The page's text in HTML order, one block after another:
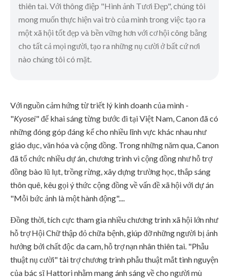
thiên tai. Với thông điệp "Hình ảnh Tươi Đẹp", chúng tôi
mong muốn thực hiện vai trò của mình trong việc tạo ra
một xã hội tốt đẹp và bền vững hơn với cơ hội công bằng
cho tất cả mọi người, tạo ra những nụ cười ở bất cứ nơi
nào chúng tôi có mặt.
Với nguồn cảm hứng từ triết lý kinh doanh của mình -
"Kyosei" để khai sáng từng bước đi tại Việt Nam, Canon đã có
những đóng góp đáng kể cho nhiều lĩnh vực khác nhau như
giáo dục, văn hóa và cộng đồng. Trong những năm qua, Canon
đã tổ chức nhiều dự án, chương trình vì cộng đồng như hỗ trợ
đồng bào lũ lụt, trồng rừng, xây dựng trường học, thắp sáng
thôn quê, kêu gọi ý thức cộng đồng về vấn đề xã hội với dự án
"Mỗi bức ảnh là một hành động"....
Đồng thời, tích cực tham gia nhiều chương trình xã hội lớn như
hỗ trợ Hội Chữ thập đỏ chữa bệnh, giúp đỡ những người bị ảnh
hưởng bởi chất độc da cam, hỗ trợ nạn nhân thiên tai. "Phẫu
thuật nụ cười" tài trợ chương trình phẫu thuật mắt tình nguyện
của bác sĩ Hattori nhằm mang ánh sáng về cho người mù